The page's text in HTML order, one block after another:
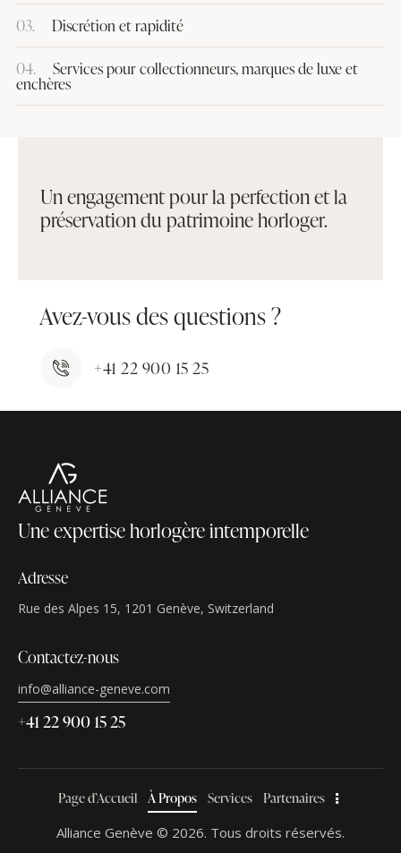
03. Discrétion et rapidité
04. Services pour collectionneurs, marques de luxe et
enchères
Un engagement pour la perfection et la
préservation du patrimoine horloger.
Avez-vous des questions ?
+41 22 900 15 25
Une expertise horlogère intemporelle
Adresse
Rue des Alpes 15, 1201 Genève, Switzerland
Contactez-nous
info@alliance-geneve.com
+41 22 900 15 25
Page d’Accueil À Propos Services Partenaires
Alliance Genève © 2026. Tous droits réservés.